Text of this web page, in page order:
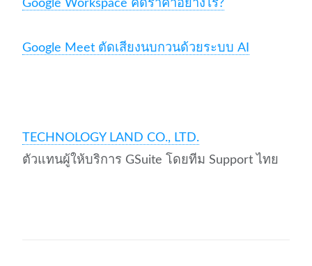
Google Workspace คิดราคาอย่างไร?
Google Meet ตัดเสียงนบกวนด้วยระบบ AI
TECHNOLOGY LAND CO., LTD.
ตัวแทนผู้ให้บริการ GSuite โดยทีม Support ไทย